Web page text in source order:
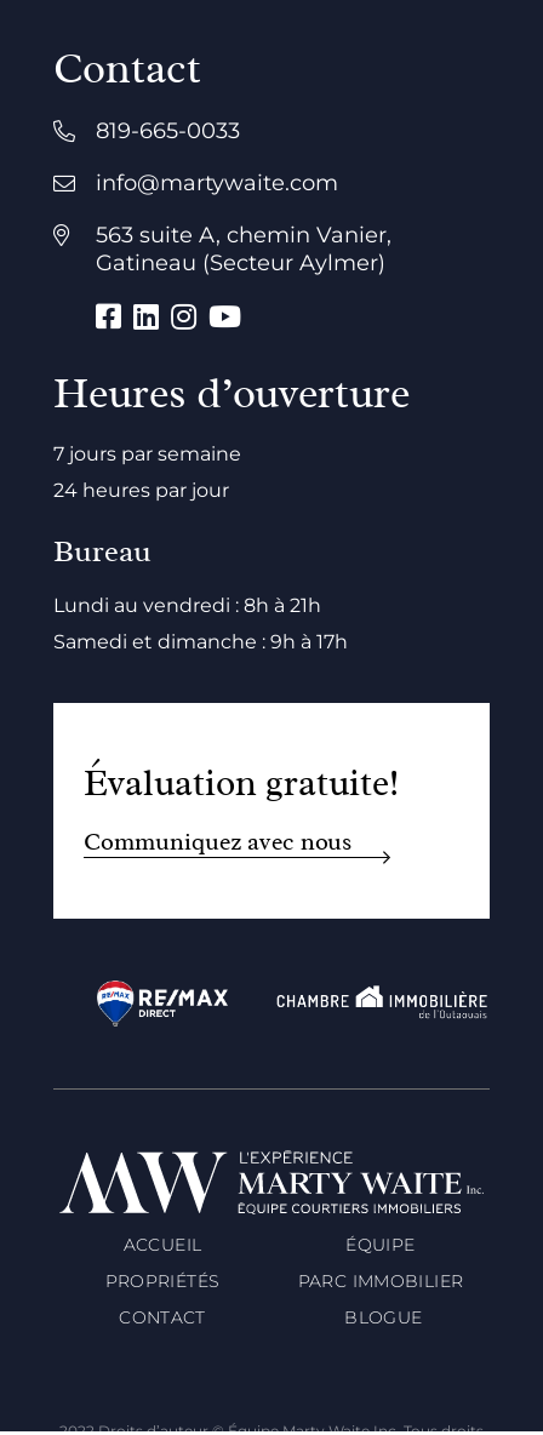
Contact
819-665-0033
info@martywaite.com
563 suite A, chemin Vanier,
Gatineau (Secteur Aylmer)
Heures d’ouverture
7 jours par semaine
24 heures par jour
Bureau
Lundi au vendredi : 8h à 21h
Samedi et dimanche : 9h à 17h
Évaluation gratuite!
Communiquez avec nous
ACCUEIL
ÉQUIPE
PROPRIÉTÉS
PARC IMMOBILIER
CONTACT
BLOGUE
2022 Droits d’auteur © Équipe Marty Waite Inc. Tous droits